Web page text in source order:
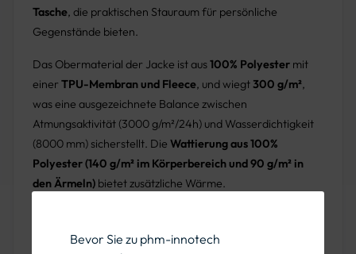
Bevor Sie zu phm-innotech
Tasche, die praktischen Stauraum für persönliche
Gegenstände bieten.
Das Obermaterial der Jacke ist aus100% Polyester mit
einer TPU-Membran und Fleece, und wiegt300 g/m²,
was eine ausgezeichnete Balance zwischen
Atmungsaktivität (3000 g/m²/24h) und Wasserdichtigkeit
(8000 mm) sicherstellt. Die Wattierung aus 100%
Polyester (140 g/m² im Körperbereich und 90 g/m² in
den Ärmeln) bietet zusätzliche Wärme.
wie schwarz, kornblau-schwarz, grün-schwarz, weiß-